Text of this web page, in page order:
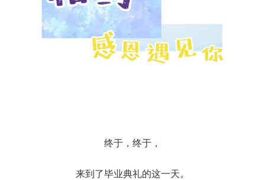
终于，终于，
来到了毕业典礼的这一天。